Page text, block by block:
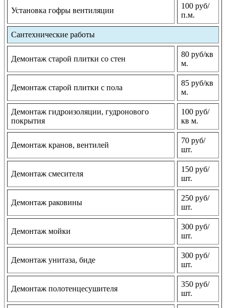
Установка гофры вентиляции
100 руб/
п.м.
Сантехнические работы
Демонтаж старой плитки со стен
80 руб/кв
м.
Демонтаж старой плитки с пола
85 руб/кв
м.
Демонтаж гидроизоляции, гудронового
покрытия
100 руб/
кв м.
Демонтаж кранов, вентилей
70 руб/
шт.
Демонтаж смесителя
150 руб/
шт.
Демонтаж раковины
250 руб/
шт.
Демонтаж мойки
300 руб/
шт.
Демонтаж унитаза, биде
300 руб/
шт.
Демонтаж полотенцесушителя
350 руб/
шт.